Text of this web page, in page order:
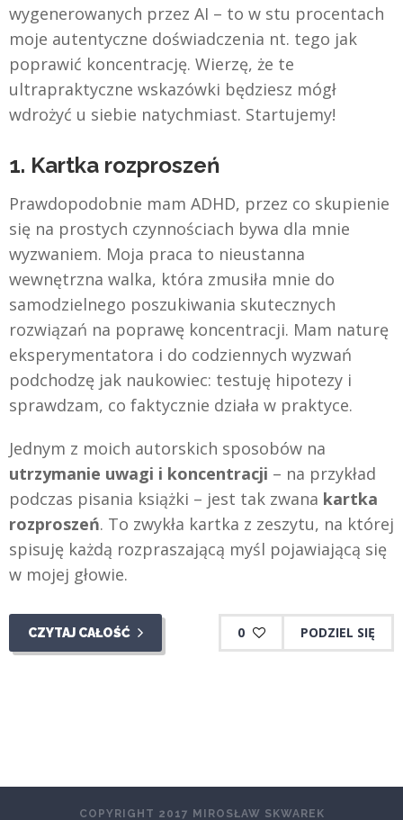
wygenerowanych przez AI – to w stu procentach
moje autentyczne doświadczenia nt. tego jak
poprawić koncentrację. Wierzę, że te
ultrapraktyczne wskazówki będziesz mógł
wdrożyć u siebie natychmiast. Startujemy!
1. Kartka rozproszeń
Prawdopodobnie mam ADHD, przez co skupienie
się na prostych czynnościach bywa dla mnie
wyzwaniem. Moja praca to nieustanna
wewnętrzna walka, która zmusiła mnie do
samodzielnego poszukiwania skutecznych
rozwiązań na poprawę koncentracji. Mam naturę
eksperymentatora i do codziennych wyzwań
podchodzę jak naukowiec: testuję hipotezy i
sprawdzam, co faktycznie działa w praktyce.
Jednym z moich autorskich sposobów na
utrzymanie uwagi i koncentracji – na przykład
podczas pisania książki – jest tak zwana kartka
rozproszeń. To zwykła kartka z zeszytu, na której
spisuję każdą rozpraszającą myśl pojawiającą się
w mojej głowie.
CZYTAJ CAŁOŚĆ 0 PODZIEL SIĘ
COPYRIGHT 2017 MIROSŁAW SKWAREK